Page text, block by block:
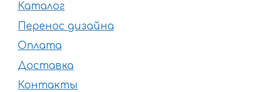
Каталог
Перенос дизайна
Оплата
Доставка
Контакты